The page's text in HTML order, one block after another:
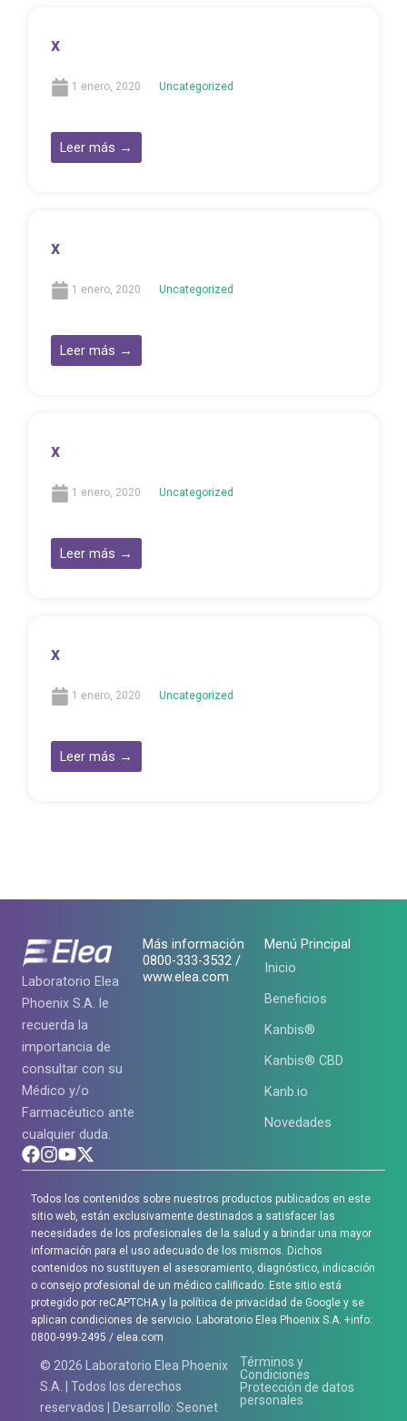
x
1 enero, 2020 Uncategorized
Leer más →
x
1 enero, 2020 Uncategorized
Leer más →
x
1 enero, 2020 Uncategorized
Leer más →
x
1 enero, 2020 Uncategorized
Leer más →
Laboratorio Elea
Phoenix S.A. le
recuerda la
importancia de
consultar con su
Médico y/o
Farmacéutico ante
cualquier duda.
Más información
0800-333-3532 /
www.elea.com
Menú Principal
Inicio
Beneficios
Kanbis®
Kanbis® CBD
Kanb.io
Novedades
Todos los contenidos sobre nuestros productos publicados en este
sitio web, están exclusivamente destinados a satisfacer las
necesidades de los profesionales de la salud y a brindar una mayor
información para el uso adecuado de los mismos. Dichos
contenidos no sustituyen el asesoramiento, diagnóstico, indicación
o consejo profesional de un médico caliﬁcado. Este sitio está
protegido por reCAPTCHA y la política de privacidad de Google y se
aplican condiciones de servicio. Laboratorio Elea Phoenix S.A. +info:
0800-999-2495 / elea.com
© 2026 Laboratorio Elea Phoenix
S.A. | Todos los derechos
reservados |
Desarrollo: Seonet
Términos y
Condiciones
Protección de datos
personales